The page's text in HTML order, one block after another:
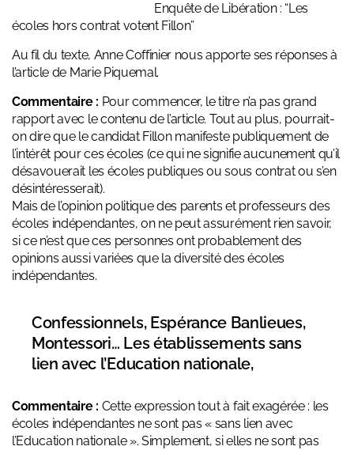
Enquête de Libération : “Les
écoles hors contrat votent Fillon”
Au fil du texte, Anne Coffinier nous apporte ses réponses à
l’article de Marie Piquemal.
Commentaire : Pour commencer, le titre n’a pas grand
rapport avec le contenu de l’article. Tout au plus, pourrait-
on dire que le candidat Fillon manifeste publiquement de
l’intérêt pour ces écoles (ce qui ne signifie aucunement qu’il
désavouerait les écoles publiques ou sous contrat ou s’en
désintéresserait).
Mais de l’opinion politique des parents et professeurs des
écoles indépendantes, on ne peut assurément rien savoir,
si ce n’est que ces personnes ont probablement des
opinions aussi variées que la diversité des écoles
indépendantes.
Confessionnels, Espérance Banlieues,
Montessori… Les établissements sans
lien avec l’Education nationale,
Commentaire : Cette expression tout à fait exagérée : les
écoles indépendantes ne sont pas « sans lien avec
l’Education nationale ». Simplement, si elles ne sont pas